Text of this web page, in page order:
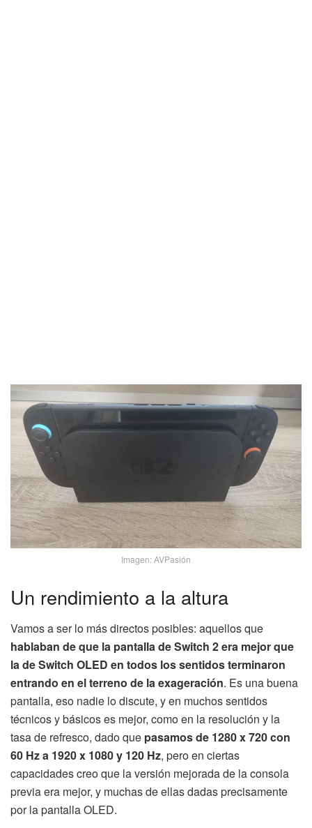
Imagen: AVPasión
Un rendimiento a la altura
Vamos a ser lo más directos posibles: aquellos que
hablaban de que la pantalla de Switch 2 era mejor que
la de Switch OLED en todos los sentidos terminaron
entrando en el terreno de la exageración. Es una buena
pantalla, eso nadie lo discute, y en muchos sentidos
técnicos y básicos es mejor, como en la resolución y la
tasa de refresco, dado que pasamos de 1280 x 720 con
60 Hz a 1920 x 1080 y 120 Hz, pero en ciertas
capacidades creo que la versión mejorada de la consola
previa era mejor, y muchas de ellas dadas precisamente
por la pantalla OLED.